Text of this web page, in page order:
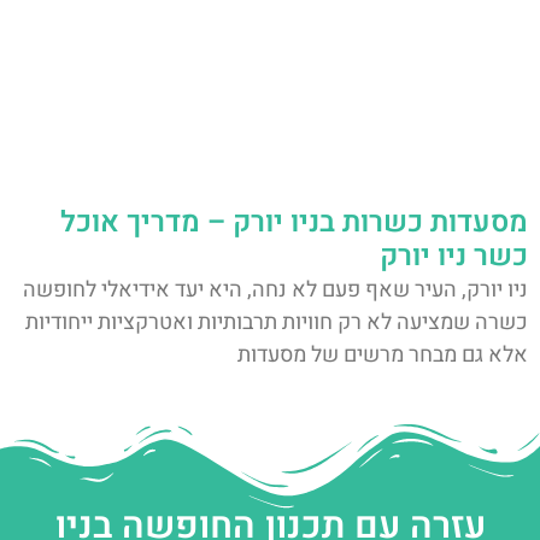
מסעדות כשרות בניו יורק – מדריך אוכל
כשר ניו יורק
ניו יורק, העיר שאף פעם לא נחה, היא יעד אידיאלי לחופשה
כשרה שמציעה לא רק חוויות תרבותיות ואטרקציות ייחודיות
אלא גם מבחר מרשים של מסעדות
עזרה עם תכנון החופשה בניו